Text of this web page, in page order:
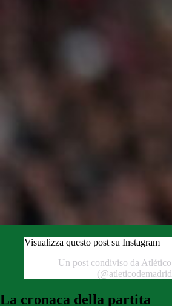
Visualizza questo post su Instagram
Un post condiviso da
La cronaca della partita